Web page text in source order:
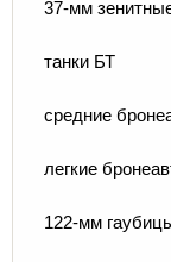
37-мм
танки БТ
средние
легкие
122-мм